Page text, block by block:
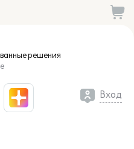
решения
Вход